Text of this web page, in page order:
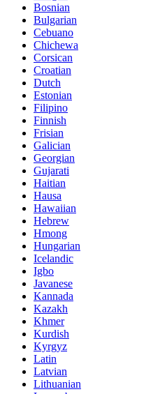
Bosnian
Bulgarian
Cebuano
Chichewa
Corsican
Croatian
Dutch
Estonian
Filipino
Finnish
Frisian
Galician
Georgian
Gujarati
Haitian
Hausa
Hawaiian
Hebrew
Hmong
Hungarian
Icelandic
Igbo
Javanese
Kannada
Kazakh
Khmer
Kurdish
Kyrgyz
Latin
Latvian
Lithuanian